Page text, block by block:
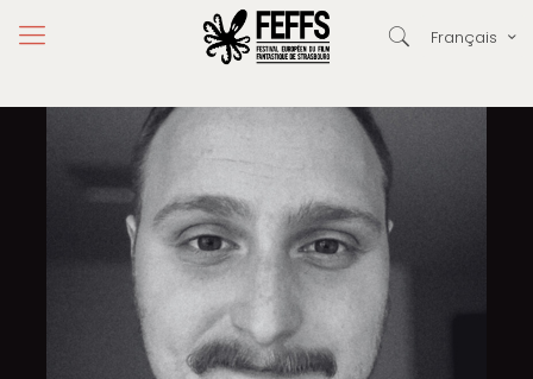
Français